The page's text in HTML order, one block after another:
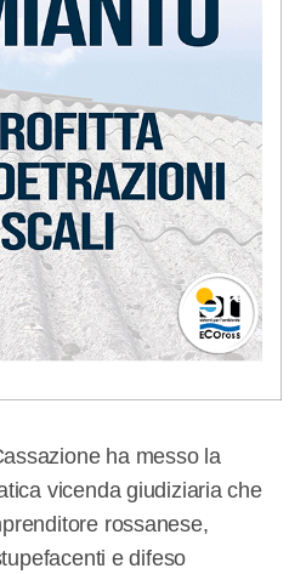
ha messo la
vicenda giudiziaria che
rossanese,
e difeso